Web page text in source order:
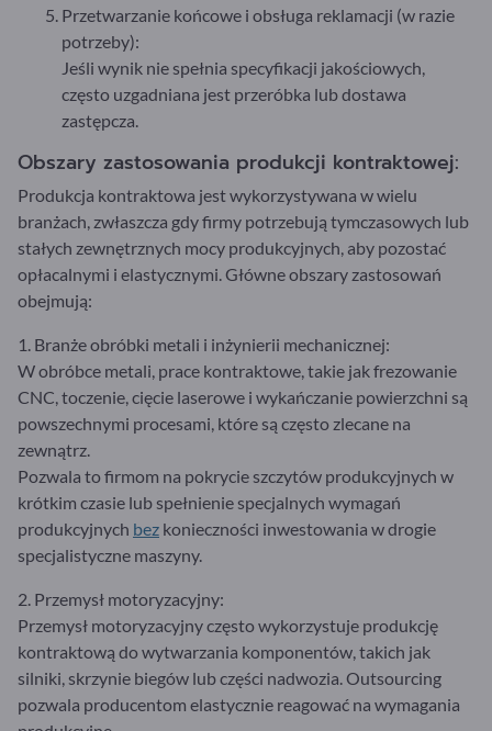
Przetwarzanie końcowe i obsługa reklamacji (w razie
potrzeby):
Jeśli wynik nie spełnia specyfikacji jakościowych,
często uzgadniana jest przeróbka lub dostawa
zastępcza.
Obszary zastosowania produkcji kontraktowej:
Produkcja kontraktowa jest wykorzystywana w wielu
branżach, zwłaszcza gdy firmy potrzebują tymczasowych lub
stałych zewnętrznych mocy produkcyjnych, aby pozostać
opłacalnymi i elastycznymi. Główne obszary zastosowań
obejmują:
1. Branże obróbki metali i inżynierii mechanicznej:
W obróbce metali, prace kontraktowe, takie jak frezowanie
CNC, toczenie, cięcie laserowe i wykańczanie powierzchni są
powszechnymi procesami, które są często zlecane na
zewnątrz.
Pozwala to firmom na pokrycie szczytów produkcyjnych w
krótkim czasie lub spełnienie specjalnych wymagań
produkcyjnych bez konieczności inwestowania w drogie
specjalistyczne maszyny.
2. Przemysł motoryzacyjny:
Przemysł motoryzacyjny często wykorzystuje produkcję
kontraktową do wytwarzania komponentów, takich jak
silniki, skrzynie biegów lub części nadwozia. Outsourcing
pozwala producentom elastycznie reagować na wymagania